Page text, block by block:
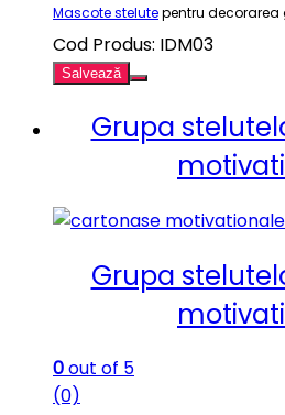
Mascote stelutepentru decorarea
Cod Produs: IDM03
Salvează
Grupa
Grupa
0out of 5
(0)